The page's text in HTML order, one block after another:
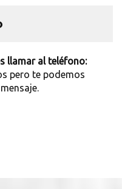
llamar al teléfono:
pero te podemos